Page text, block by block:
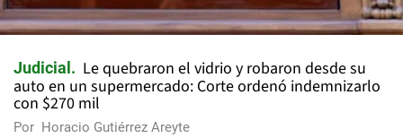
Judicial
Le quebraron el vidrio y robaron desde su
auto en un supermercado: Corte ordenó indemnizarlo
con $270 mil
Por Horacio Gutiérrez Areyte